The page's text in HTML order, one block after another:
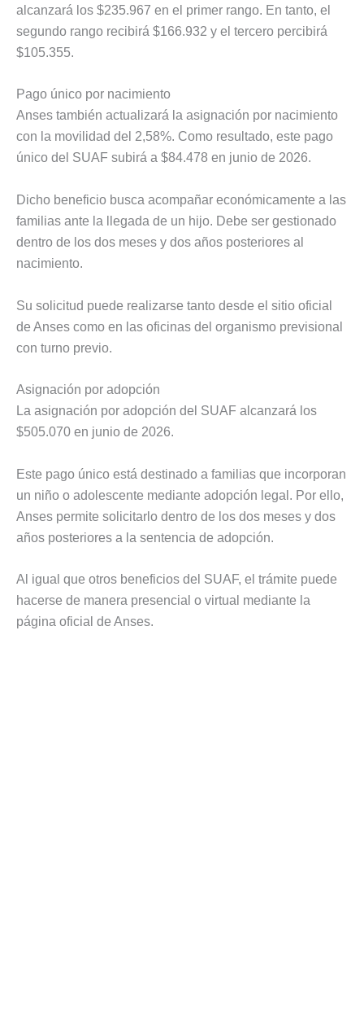
alcanzará los $235.967 en el primer rango. En tanto, el
segundo rango recibirá $166.932 y el tercero percibirá
$105.355.
Pago único por nacimiento
Anses también actualizará la asignación por nacimiento
con la movilidad del 2,58%. Como resultado, este pago
único del SUAF subirá a $84.478 en junio de 2026.
Dicho beneficio busca acompañar económicamente a las
familias ante la llegada de un hijo. Debe ser gestionado
dentro de los dos meses y dos años posteriores al
nacimiento.
Su solicitud puede realizarse tanto desde el sitio oficial
de Anses como en las oficinas del organismo previsional
con turno previo.
Asignación por adopción
La asignación por adopción del SUAF alcanzará los
$505.070 en junio de 2026.
Este pago único está destinado a familias que incorporan
un niño o adolescente mediante adopción legal. Por ello,
Anses permite solicitarlo dentro de los dos meses y dos
años posteriores a la sentencia de adopción.
Al igual que otros beneficios del SUAF, el trámite puede
hacerse de manera presencial o virtual mediante la
página oficial de Anses.